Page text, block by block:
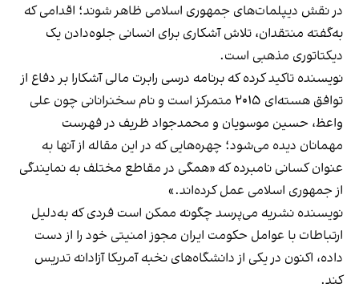
در نقش دیپلمات‌های جمهوری اسلامی ظاهر شوند؛ اقدامی که
به‌گفته منتقدان، تلاش آشکاری برای انسانی جلوه‌دادن یک
دیکتاتوری مذهبی است.
نویسنده تاکید کرده که برنامه درسی رابرت مالی آشکارا بر دفاع از
توافق هسته‌ای ۲۰۱۵ متمرکز است و نام سخنرانانی چون علی
واعظ، حسین موسویان و محمدجواد ظریف در فهرست
مهمانان دیده می‌شود؛ چهره‌هایی که در این مقاله از آنها به
عنوان کسانی نامبرده که «همگی در مقاطع مختلف به نمایندگی
از جمهوری اسلامی عمل کرده‌اند.»
نویسنده نشریه می‌پرسد چگونه ممکن است فردی که به‌دلیل
ارتباطات با عوامل حکومت ایران مجوز امنیتی خود را از دست
داده، اکنون در یکی از دانشگاه‌های نخبه آمریکا آزادانه تدریس
کند.